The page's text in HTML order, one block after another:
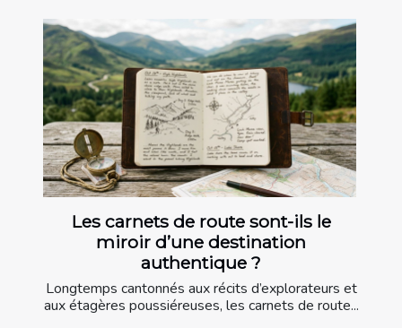
Les carnets de route sont-ils le
miroir d’une destination
authentique ?
Longtemps cantonnés aux récits d’explorateurs et
aux étagères poussiéreuses, les carnets de route...